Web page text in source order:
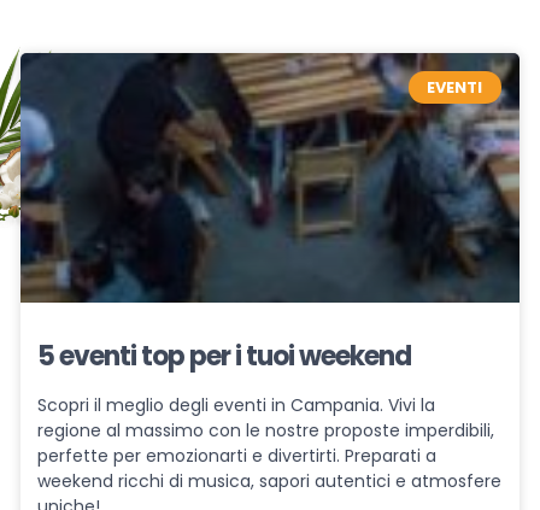
EVENTI
5 eventi top per i tuoi weekend
Scopri il meglio degli eventi in Campania. Vivi la
regione al massimo con le nostre proposte imperdibili,
perfette per emozionarti e divertirti. Preparati a
weekend ricchi di musica, sapori autentici e atmosfere